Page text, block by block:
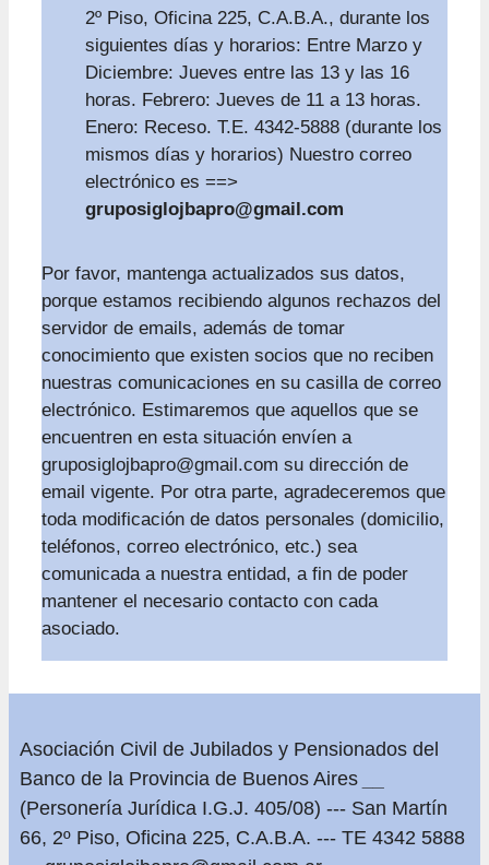
2º Piso, Oficina 225, C.A.B.A., durante los
siguientes días y horarios: Entre Marzo y
Diciembre: Jueves entre las 13 y las 16
horas. Febrero: Jueves de 11 a 13 horas.
Enero: Receso. T.E. 4342-5888 (durante los
mismos días y horarios) Nuestro correo
electrónico es ==>
gruposiglojbapro@gmail.com
Por favor, mantenga actualizados sus datos,
porque estamos recibiendo algunos rechazos del
servidor de emails, además de tomar
conocimiento que existen socios que no reciben
nuestras comunicaciones en su casilla de correo
electrónico. Estimaremos que aquellos que se
encuentren en esta situación envíen a
gruposiglojbapro@gmail.com su dirección de
email vigente. Por otra parte, agradeceremos que
toda modificación de datos personales (domicilio,
teléfonos, correo electrónico, etc.) sea
comunicada a nuestra entidad, a fin de poder
mantener el necesario contacto con cada
asociado.
Asociación Civil de Jubilados y Pensionados del
Banco de la Provincia de Buenos Aires
(Personería Jurídica I.G.J. 405/08) --- San Martín
66, 2º Piso, Oficina 225, C.A.B.A. --- TE 4342 5888